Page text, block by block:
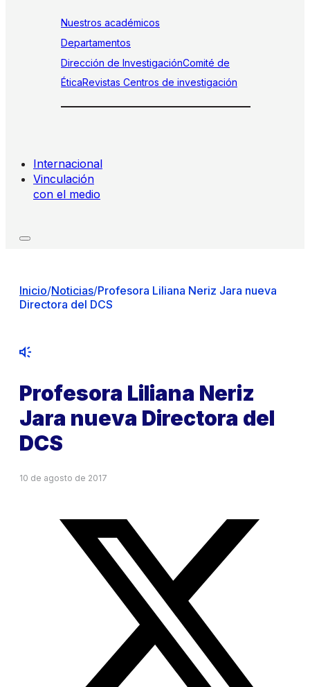
Nuestros académicos
Departamentos
Dirección de InvestigaciónComité de
ÉticaRevistas Centros de investigación
Internacional
Vinculación
con el medio
Inicio/Noticias/Profesora Liliana Neriz Jara nueva
Directora del DCS
Profesora Liliana Neriz
Jara nueva Directora del
DCS
10 de agosto de 2017